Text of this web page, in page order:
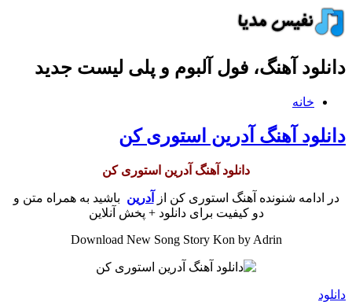
دانلود آهنگ، فول آلبوم و پلی لیست جدید
خانه
دانلود آهنگ آدرین استوری کن
دانلود آهنگ آدرین استوری کن
در ادامه شنونده آهنگ استوری کن از آدرین باشید به همراه متن و
دو کیفیت برای دانلود + پخش آنلاین
Download New Song Story Kon by Adrin
دانلود